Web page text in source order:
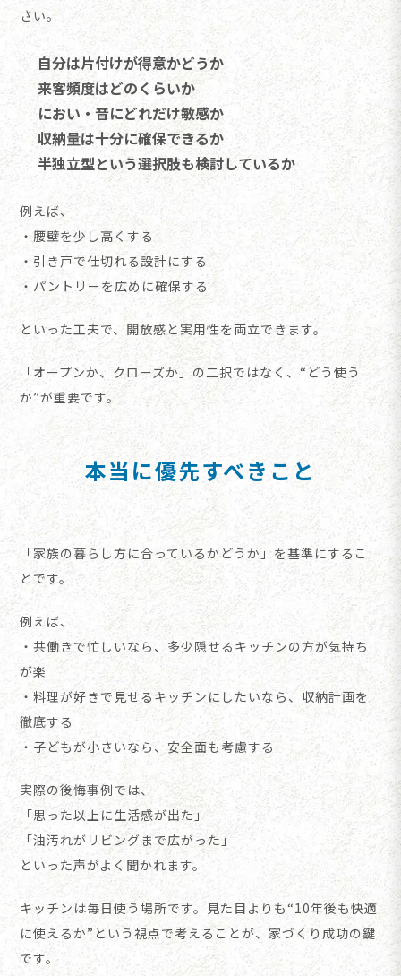
さい。
自分は片付けが得意かどうか
来客頻度はどのくらいか
におい・音にどれだけ敏感か
収納量は十分に確保できるか
半独立型という選択肢も検討しているか
例えば、
・腰壁を少し高くする
・引き戸で仕切れる設計にする
・パントリーを広めに確保する
といった工夫で、開放感と実用性を両立できます。
「オープンか、クローズか」の二択ではなく、“どう使う
か”が重要です。
本当に優先すべきこと
「家族の暮らし方に合っているかどうか」を基準にするこ
とです。
例えば、
・共働きで忙しいなら、多少隠せるキッチンの方が気持ち
が楽
・料理が好きで見せるキッチンにしたいなら、収納計画を
徹底する
・子どもが小さいなら、安全面も考慮する
実際の後悔事例では、
「思った以上に生活感が出た」
「油汚れがリビングまで広がった」
といった声がよく聞かれます。
キッチンは毎日使う場所です。見た目よりも“10年後も快適
に使えるか”という視点で考えることが、家づくり成功の鍵
です。